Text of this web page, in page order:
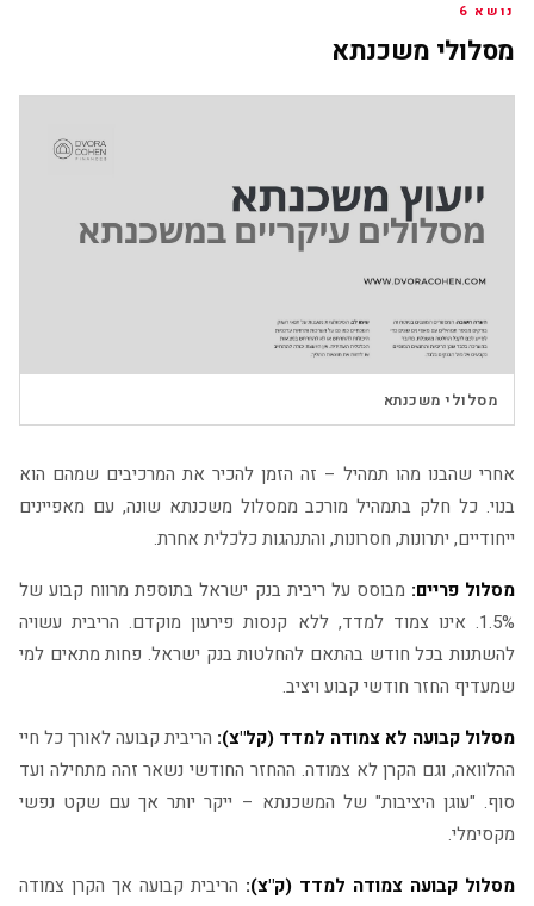
נושא 6
מסלולי משכנתא
▶
מסלולי משכנתא
אחרי שהבנו מהו תמהיל – זה הזמן להכיר את המרכיבים שמהם הוא
בנוי. כל חלק בתמהיל מורכב ממסלול משכנתא שונה, עם מאפיינים
ייחודיים, יתרונות, חסרונות, והתנהגות כלכלית אחרת.
מסלול פריים: מבוסס על ריבית בנק ישראל בתוספת מרווח קבוע של
1.5%. אינו צמוד למדד, ללא קנסות פירעון מוקדם. הריבית עשויה
להשתנות בכל חודש בהתאם להחלטות בנק ישראל. פחות מתאים למי
שמעדיף החזר חודשי קבוע ויציב.
מסלול קבועה לא צמודה למדד (קל"צ): הריבית קבועה לאורך כל חיי
ההלוואה, וגם הקרן לא צמודה. ההחזר החודשי נשאר זהה מתחילה ועד
סוף. "עוגן היציבות" של המשכנתא – ייקר יותר אך עם שקט נפשי
מקסימלי.
מסלול קבועה צמודה למדד (ק"צ): הריבית קבועה אך הקרן צמודה